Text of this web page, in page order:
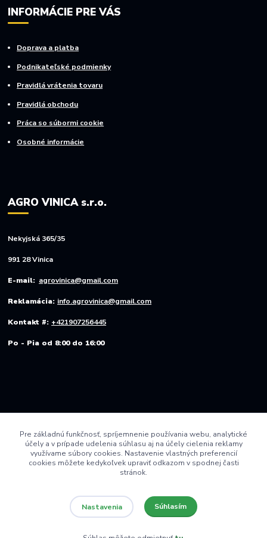
INFORMÁCIE PRE VÁS
Doprava a platba
Podnikateľské podmienky
Pravidlá vrátenia tovaru
Pravidlá obchodu
Práca so súbormi cookie
Osobné informácie
AGRO VINICA s.r.o.
Nekyjská 365/35
991 28 Vinica
E-mail: agrovinica@gmail.com
Reklamácia: info.agrovinica@gmail.com
Kontakt #: +421907256445
Po - Pia od 8:00 do 16:00
Pre základnú funkčnosť, spríjemnenie používania webu, analytické
účely a v prípade udelenia súhlasu aj na účely cielenia reklamy
využívame súbory cookies. Nastavenie vlastných preferencií
cookies môžete kedykoľvek upraviť odkazom v spodnej časti
stránok.
Nastavenia Súhlasím